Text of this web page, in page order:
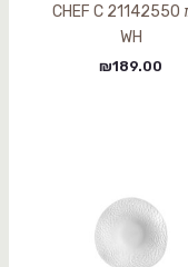
ס"מ 21142550 CHEF C
WH
₪189.00